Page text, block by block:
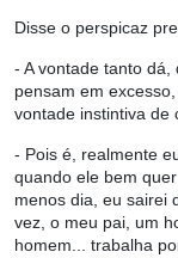
Disse o perspicaz
- A vontade tanto
pensam em
vontade instintiva de
- Pois é, realmente
quando ele bem
menos dia, eu sairei
vez, o meu pai, um
homem... trabalha